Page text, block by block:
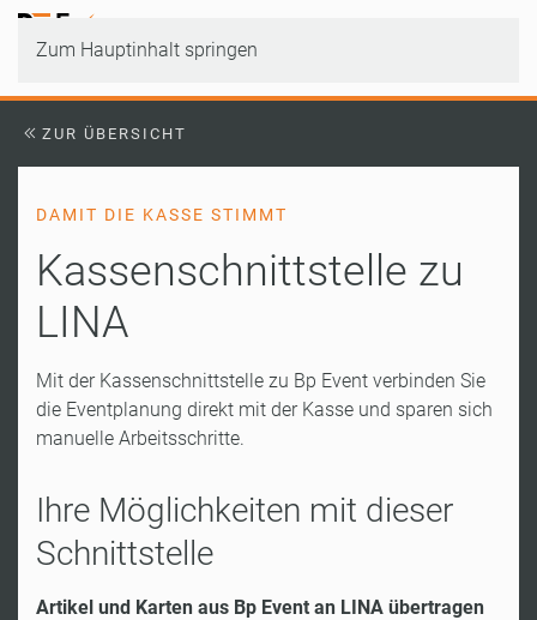
Zum Hauptinhalt springen
ZUR ÜBERSICHT
DAMIT DIE KASSE STIMMT
Kassenschnittstelle zu
LINA
Mit der Kassenschnittstelle zu Bp Event verbinden Sie
die Eventplanung direkt mit der Kasse und sparen sich
manuelle Arbeitsschritte.
Ihre Möglichkeiten mit dieser
Schnittstelle
Artikel und Karten aus Bp Event an LINA übertragen